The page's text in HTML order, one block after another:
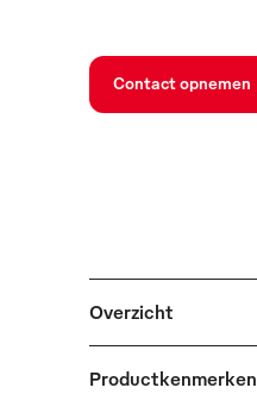
Contact opnemen
Overzicht
Productkenmerken